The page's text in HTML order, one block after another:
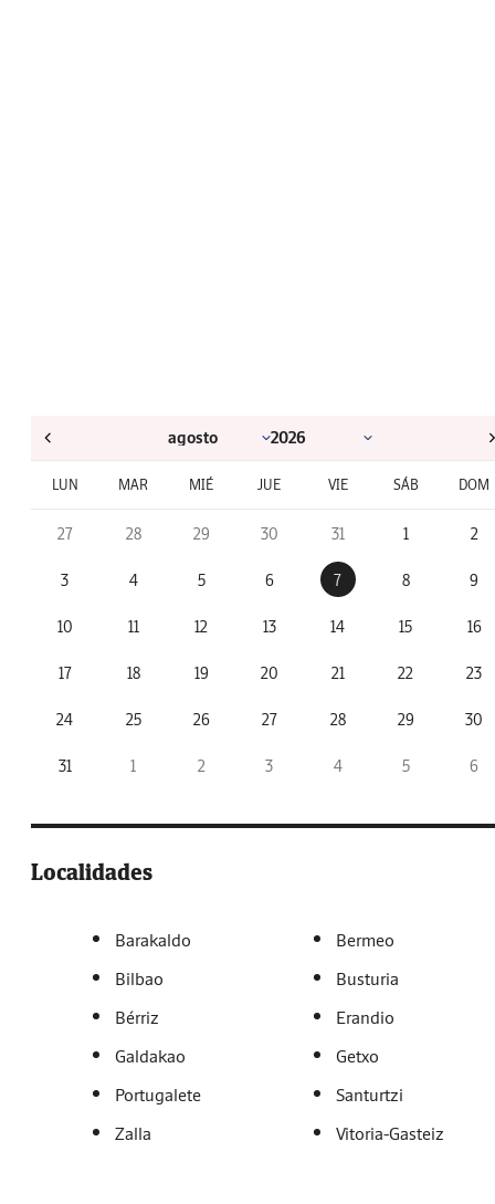
LUN MAR MIÉ JUE VIE SÁB DOM
27 28 29 30 31 1 2
3 4 5 6 7 8 9
10 11 12 13 14 15 16
17 18 19 20 21 22 23
24 25 26 27 28 29 30
31 1 2 3 4 5 6
Localidades
Barakaldo
Bermeo
Bilbao
Busturia
Bérriz
Erandio
Galdakao
Getxo
Portugalete
Santurtzi
Zalla
Vitoria-Gasteiz